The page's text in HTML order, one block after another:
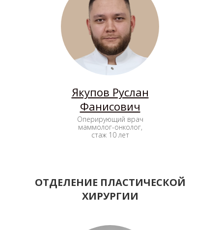
Якупов Руслан
Фанисович
Оперирующий врач
маммолог-онколог,
стаж 10 лет
ОТДЕЛЕНИЕ ПЛАСТИЧЕСКОЙ
ХИРУРГИИ